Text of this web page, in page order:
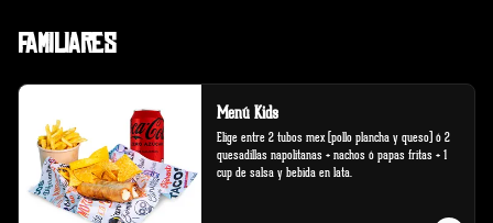
Familiares
Menú Kids
Elige entre 2 tubos mex (pollo plancha y queso) ó 2
quesadillas napolitanas + nachos ó papas fritas + 1
cup de salsa y bebida en lata.